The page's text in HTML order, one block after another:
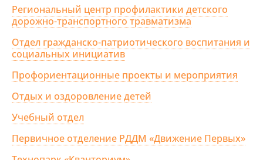
Региональный центр профилактики детского
дорожно-транспортного травматизма
Отдел гражданско-патриотического воспитания и
социальных инициатив
Профориентационные проекты и мероприятия
Отдых и оздоровление детей
Учебный отдел
Первичное отделение РДДМ «Движение Первых»